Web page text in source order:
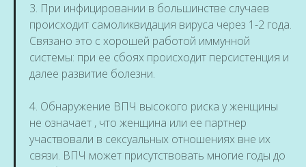
3. При инфицировании в большинстве случаев
происходит самоликвидация вируса через 1-2 года.
Связано это с хорошей работой иммунной
системы: при ее сбоях происходит персистенция и
далее развитие болезни.
4. Обнаружение ВПЧ высокого риска у женщины
не означает , что женщина или ее партнер
участвовали в сексуальных отношениях вне их
связи. ВПЧ может присутствовать многие годы до